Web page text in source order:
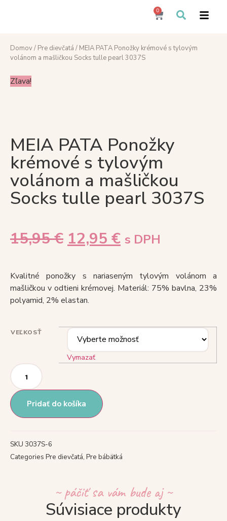
0
Domov/ Pre dievčatá / MEIA PATA Ponožky krémové s tylovým
volánom a mašličkou Socks tulle pearl 3037S
Zľava!
MEIA PATA Ponožky
krémové s tylovým
volánom a mašličkou
Socks tulle pearl 3037S
15,95€ 12,95 € s DPH
Kvalitné ponožky s nariaseným tylovým volánom a
mašličkou v odtieni krémovej. Materiál: 75% bavlna, 23%
polyamid, 2% elastan.
VEĽKOSŤ
Vymazať
Pridať do košíka
SKU 3037S-6
Categories Pre dievčatá, Pre bábätká
~ páčiť sa vám bude aj ~
Súvisiace produkty